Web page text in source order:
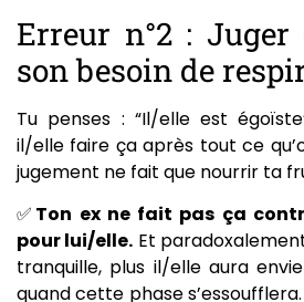
Erreur n°2 :
son besoin de
Tu penses : “Il/elle est
il/elle faire ça après tout ce
jugement ne fait que nourrir ta
✅ Ton ex ne fait pas ça
pour lui/elle. Et
tranquille, plus il/elle aura
quand cette phase s’essoufflera.